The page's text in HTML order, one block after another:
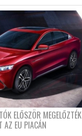
ELŐSZÖR MEGELŐZTÉK
AZ EU PIACÁN